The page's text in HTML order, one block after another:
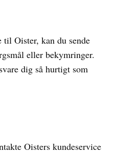
Oister, kan du sende
eller bekymringer.
dig så hurtigt som
Oisters kundeservice